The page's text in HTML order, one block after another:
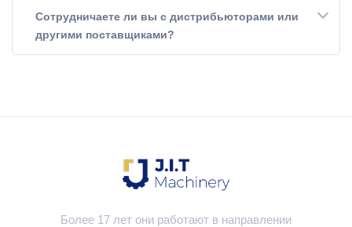
Сотрудничаете ли вы с дистрибьюторами или
другими поставщиками?
Более 17 лет они работают в направлении